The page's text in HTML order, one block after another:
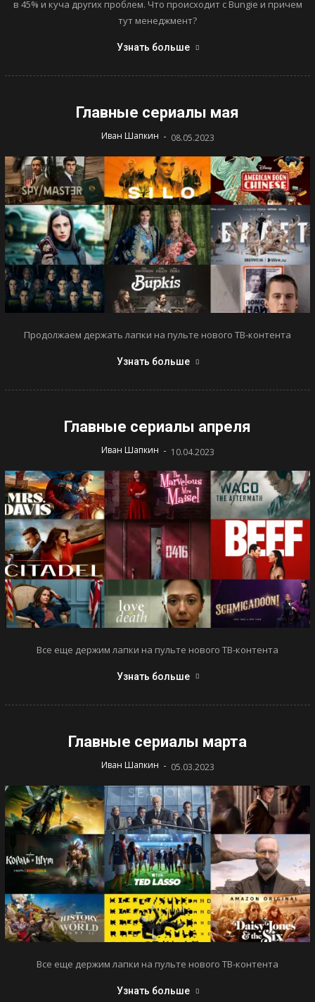
в 45% и куча других проблем. Что происходит с Bungie и причем
тут менеджмент?
Узнать больше
Главные сериалы мая
Иван Шапкин - 08.05.2023
Продолжаем держать лапки на пульте нового ТВ-контента
Узнать больше
Главные сериалы апреля
Иван Шапкин - 10.04.2023
Все еще держим лапки на пульте нового ТВ-контента
Узнать больше
Главные сериалы марта
Иван Шапкин - 05.03.2023
Все еще держим лапки на пульте нового ТВ-контента
Узнать больше